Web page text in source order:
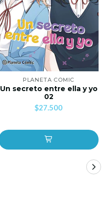
PLANETA COMIC
Un secreto entre ella y yo
02
$27.500